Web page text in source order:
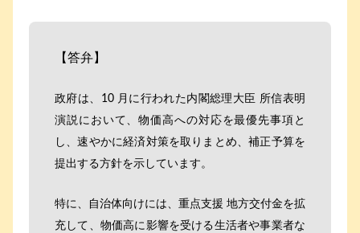
【答弁】
政府は、10 月に行われた内閣総理大臣 所信表明
演説において、物価高への対応を最優先事項と
し、速やかに経済対策を取りまとめ、補正予算を
提出する方針を示しています。
特に、自治体向けには、重点支援 地方交付金を拡
充して、物価高に影響を受ける生活者や事業者な